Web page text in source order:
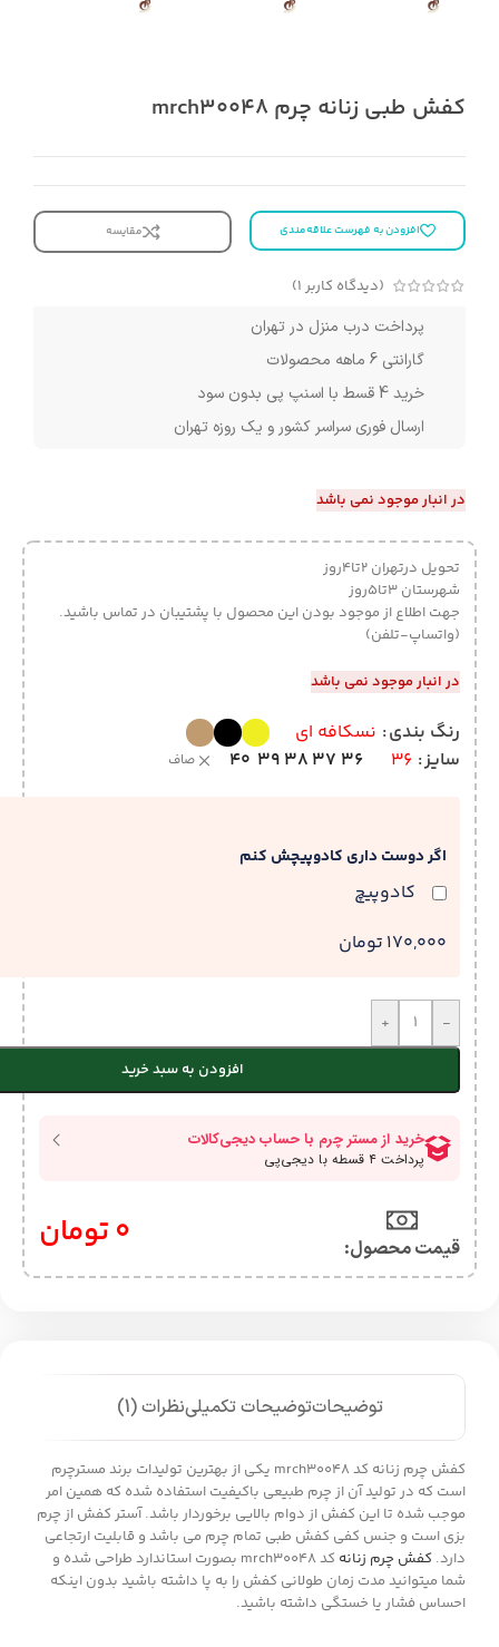
کفش طبی زنانه چرم mrch30048
افزودن به فهرست علاقه‌مندی مقایسه
(دیدگاه کاربر 1
)
پرداخت درب منزل در تهران
گارانتی 6 ماهه محصولات
خرید 4 قسط با اسنپ پی بدون سود
ارسال فوری سراسر کشور و یک روزه تهران
در انبار موجود نمی باشد
تحویل درتهران 2تا4روز
شهرستان 3تا5روز
جهت اطلاع از موجود بودن این محصول با پشتیبان در تماس باشید.
(واتساپ-تلفن)
در انبار موجود نمی باشد
رنگ بندی نسکافه ای
سایز 36
36
37
38
39
40 صاف
اگر دوست داری کادوپیچش کنم
کادوپیچ
170,000 تومان
-
+
افزودن به سبد خرید
قیمت محصول:​ 0 تومان
توضیحاتتوضیحات تکمیلینظرات (1)
کفش چرم زنانه کد mrch30048 یکی از بهترین تولیدات برند مسترچرم
است که در تولید آن از چرم طبیعی باکیفیت استفاده شده که همین امر
موجب شده تا این کفش از دوام بالایی برخوردار باشد. آستر کفش از چرم
بزی است و جنس کفی کفش طبی تمام چرم می باشد و قابلیت ارتجاعی
دارد. کفش چرم زنانه
کد mrch30048 بصورت استاندارد طراحی شده و
شما میتوانید مدت زمان طولانی کفش را به پا داشته باشید بدون اینکه
احساس فشار یا خستگی داشته باشید.